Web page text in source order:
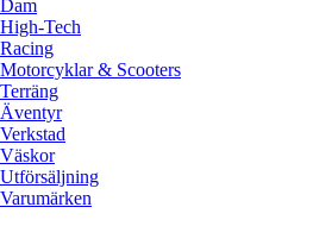
Dam
High-Tech
Racing
Motorcyklar & Scooters
Terräng
Äventyr
Verkstad
Väskor
Utförsäljning
Varumärken